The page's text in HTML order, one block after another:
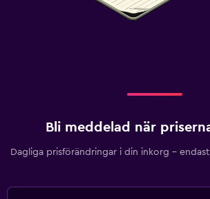
Bli meddelad när
Dagliga prisförändringar i din inkorg –